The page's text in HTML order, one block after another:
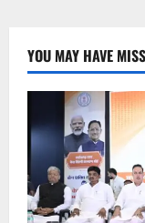
YOU MAY HAVE